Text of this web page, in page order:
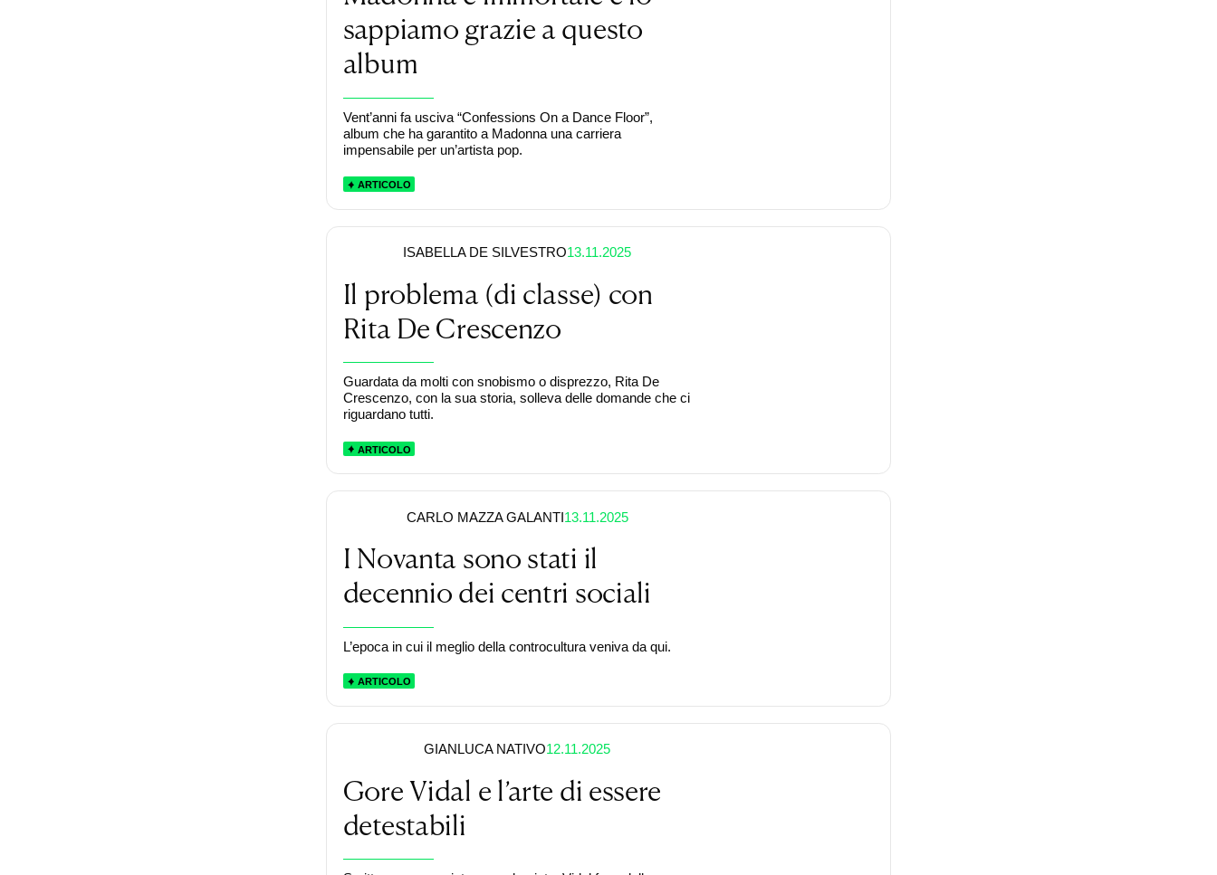
sappiamo grazie a questo
album
Vent’anni fa usciva “Confessions On a Dance Floor”,
album che ha garantito a Madonna una carriera
impensabile per un’artista pop.
ARTICOLO
ISABELLA DE SILVESTRO13.11.2025
Il problema (di classe) con
Rita De Crescenzo
Guardata da molti con snobismo o disprezzo, Rita De
Crescenzo, con la sua storia, solleva delle domande che ci
riguardano tutti.
ARTICOLO
CARLO MAZZA GALANTI13.11.2025
I Novanta sono stati il
decennio dei centri sociali
L’epoca in cui il meglio della controcultura veniva da qui.
ARTICOLO
GIANLUCA NATIVO12.11.2025
Gore Vidal e l’arte di essere
detestabili